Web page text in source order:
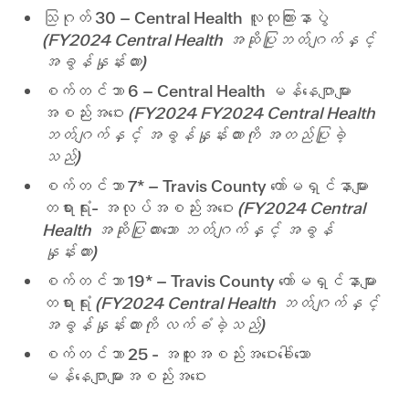
လစာနှင့် ခံစားခွင့်များ
33,878,558
33,878,558
ACA ကျန်းမာရေးစောင့်ရှောက်မှု ပရီမီယံအကူအညီအစီအစဉ်များ
စာရင်းသွင်းကူညီမှု
သင်ကြားရေးဆေးရုံအတွက် UT မြေငှားမည်။
1,037,550
1,037,550
ဥပဒေရေးရာ
အတိုင်ပင်ခံ
10,198,035
10,198,035
1,352,211
1,352,211
အာမခံနှင့် ဘေးအန္တရာယ် စီမံခန့်ခွဲမှု
13,855,455
724,105
724,105
738,883
738,883
ခရက်ဒစ်၏ ကျန်းမာရေးစောင့်ရှောက်မှု အရင်းအနှီးလိုင်း
500,000
သြဂုတ် 30 – Central Health လူထုကြားနာပွဲ
(FY2024 Central Health အဆိုပြုဘတ်ဂျက်နှင့်
အခွန်နှုန်းထား)
စက်တင်ဘာ 6 – Central Health မန်နေဂျာများ
အစည်းအဝေး (FY2024 FY2024 Central Health
ဘတ်ဂျက်နှင့် အခွန်နှုန်းထားကို အတည်ပြုခဲ့
သည်)
စက်တင်ဘာ 7* – Travis County ကော်မရှင်နာများ
တရားရုံး- အလုပ်အစည်းအဝေး (FY2024 Central
Health အဆိုပြုထားသော ဘတ်ဂျက်နှင့် အခွန်
နှုန်းထား)
စက်တင်ဘာ 19* – Travis County ကော်မရှင်နာများ
တရားရုံး (FY2024 Central Health ဘတ်ဂျက်နှင့်
အခွန်နှုန်းထားကို လက်ခံခဲ့သည်)
စက်တင်ဘာ 25 - အထူးအစည်းအဝေးခေါ်သော
မန်နေဂျာများအစည်းအဝေး